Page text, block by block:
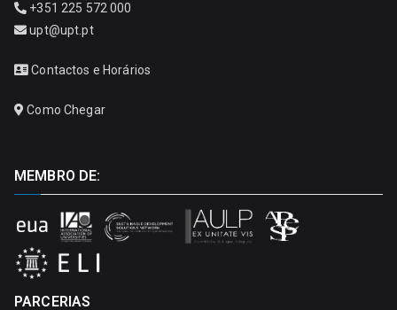
+351 225 572 000
upt@upt.pt
Contactos e Horários
Como Chegar
MEMBRO DE:
PARCERIAS